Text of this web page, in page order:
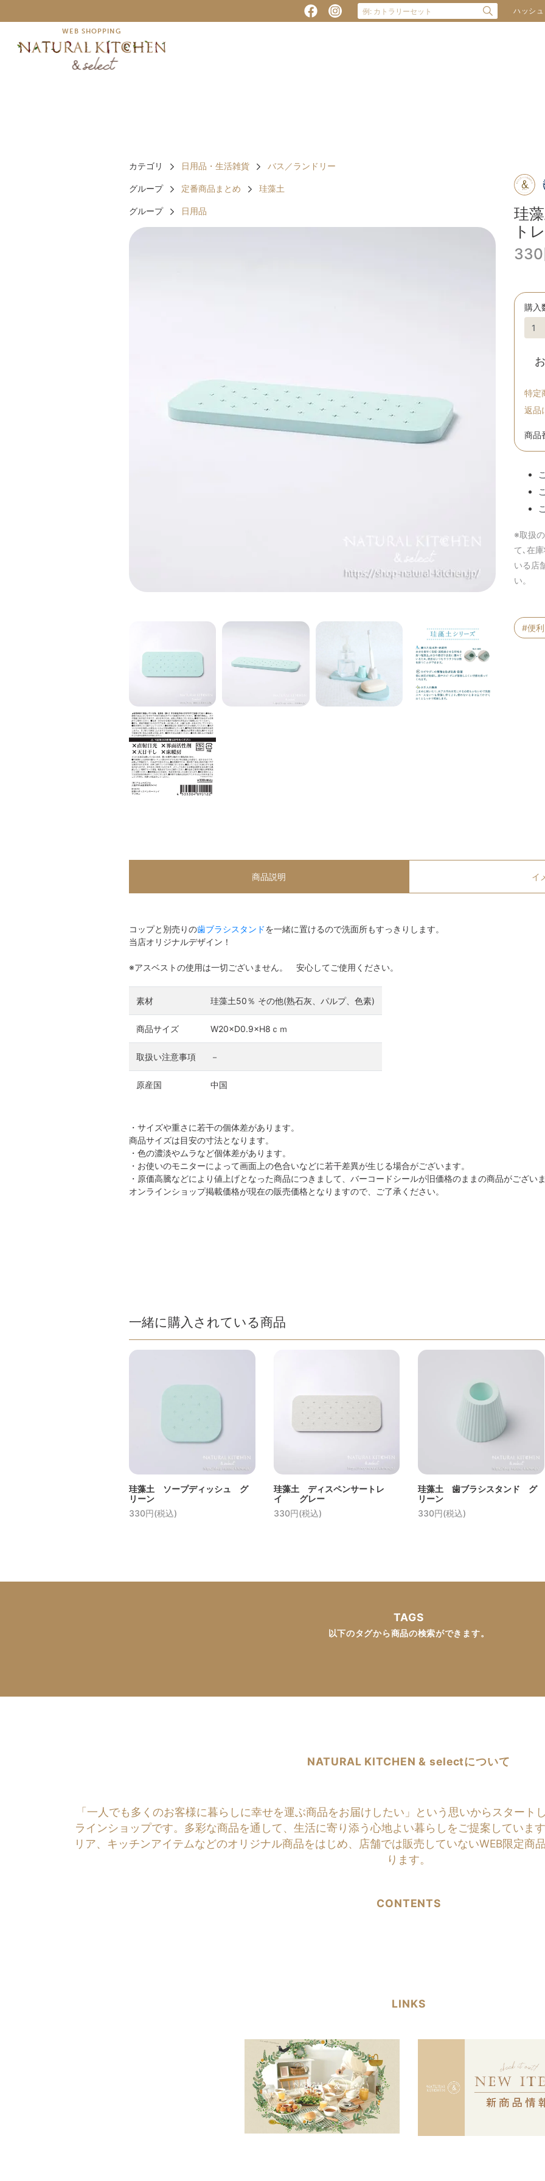
ハッシ
WEB SHOPPING
カテゴリ 日用品・生活雑貨 バス／ランドリー
グループ 定番商品まとめ 珪藻土
グループ 日用品
珪
ト
購入
特定
返品
商品
※取扱
て､在
いる店
い。
#便
商品説明 イ
コップと別売りの歯ブラシスタンドを一緒に置けるので洗面所もすっきりします。
当店オリジナルデザイン！
※アスベストの使用は一切ございません。 安心してご使用ください。
素材 珪藻土50％ その他(熟石灰、パルプ、色素)
商品サイズ W20×D0.9×H8ｃｍ
取扱い注意事項 －
原産国 中国
・サイズや重さに若干の個体差があります。
商品サイズは目安の寸法となります。
・色の濃淡やムラなど個体差があります。
・お使いのモニターによって画面上の色合いなどに若干差異が生じる場合がございます。
・原価高騰などにより値上げとなった商品につきまして、バーコードシールが旧価格のままの商品がござい
オンラインショップ掲載価格が現在の販売価格となりますので、ご了承ください。
一緒に購入されている商品
珪藻土 ソープディッシュ グ
リーン
330円(税込)
珪藻土 ディスペンサートレ
イ グレー
330円(税込)
珪藻土 歯ブラシスタンド グ
リーン
330円(税込)
TAGS
以下のタグから商品の検索ができます。
NATURAL KITCHEN & selectについて
「一人でも多くのお客様に暮らしに幸せを運ぶ商品をお届けしたい」という思いからスタート
ラインショップです。多彩な商品を通して、生活に寄り添う心地よい暮らしをご提案していま
リア、キッチンアイテムなどのオリジナル商品をはじめ、店舗では販売していないWEB限定商
ります。
CONTENTS
LINKS